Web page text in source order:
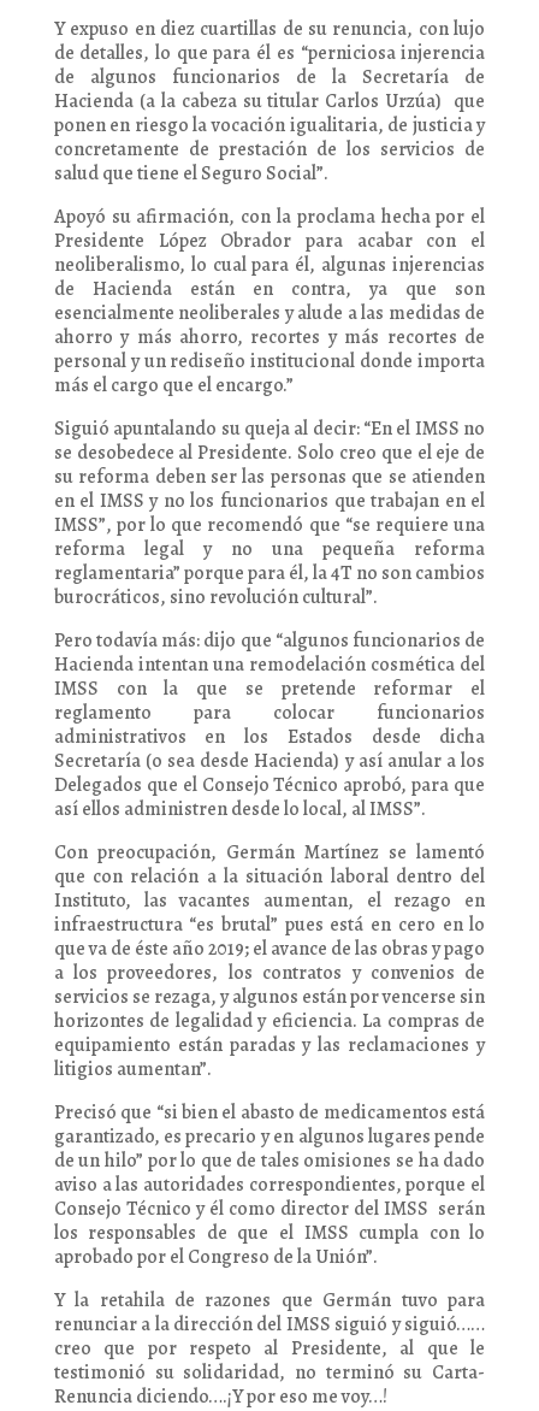
Y expuso en diez cuartillas de su renuncia, con lujo
de detalles, lo que para él es “perniciosa injerencia
de algunos funcionarios de la Secretaría de
Hacienda (a la cabeza su titular Carlos Urzúa) que
ponen en riesgo la vocación igualitaria, de justicia y
concretamente de prestación de los servicios de
salud que tiene el Seguro Social”.
Apoyó su afirmación, con la proclama hecha por el
Presidente López Obrador para acabar con el
neoliberalismo, lo cual para él, algunas injerencias
de Hacienda están en contra, ya que son
esencialmente neoliberales y alude a las medidas de
ahorro y más ahorro, recortes y más recortes de
personal y un rediseño institucional donde importa
más el cargo que el encargo.”
Siguió apuntalando su queja al decir: “En el IMSS no
se desobedece al Presidente. Solo creo que el eje de
su reforma deben ser las personas que se atienden
en el IMSS y no los funcionarios que trabajan en el
IMSS”, por lo que recomendó que “se requiere una
reforma legal y no una pequeña reforma
reglamentaria” porque para él, la 4T no son cambios
burocráticos, sino revolución cultural”.
Pero todavía más: dijo que “algunos funcionarios de
Hacienda intentan una remodelación cosmética del
IMSS con la que se pretende reformar el
reglamento para colocar funcionarios
administrativos en los Estados desde dicha
Secretaría (o sea desde Hacienda) y así anular a los
Delegados que el Consejo Técnico aprobó, para que
así ellos administren desde lo local, al IMSS”.
Con preocupación, Germán Martínez se lamentó
que con relación a la situación laboral dentro del
Instituto, las vacantes aumentan, el rezago en
infraestructura “es brutal” pues está en cero en lo
que va de éste año 2019; el avance de las obras y pago
a los proveedores, los contratos y convenios de
servicios se rezaga, y algunos están por vencerse sin
horizontes de legalidad y eficiencia. La compras de
equipamiento están paradas y las reclamaciones y
litigios aumentan”.
Precisó que “si bien el abasto de medicamentos está
garantizado, es precario y en algunos lugares pende
de un hilo” por lo que de tales omisiones se ha dado
aviso a las autoridades correspondientes, porque el
Consejo Técnico y él como director del IMSS serán
los responsables de que el IMSS cumpla con lo
aprobado por el Congreso de la Unión”.
Y la retahila de razones que Germán tuvo para
renunciar a la dirección del IMSS siguió y siguió……
creo que por respeto al Presidente, al que le
testimonió su solidaridad, no terminó su Carta-
Renuncia diciendo….¡Y por eso me voy…!